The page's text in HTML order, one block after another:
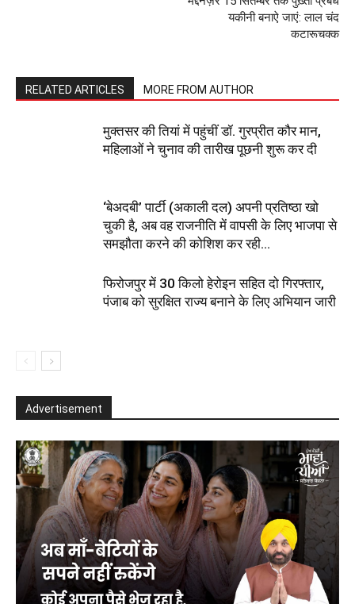
यकीनी बनाऐ जाएं: लाल चंद
कटारूचक्क
RELATED ARTICLES MORE FROM AUTHOR
मुक्तसर की तियां में पहुंचीं डॉ. गुरप्रीत कौर मान,
महिलाओं ने चुनाव की तारीख पूछनी शुरू कर दी
‘बेअदबी’ पार्टी (अकाली दल) अपनी प्रतिष्ठा खो
चुकी है, अब वह राजनीति में वापसी के लिए भाजपा से
समझौता करने की कोशिश कर रही...
फिरोजपुर में 30 किलो हेरोइन सहित दो गिरफ्तार,
पंजाब को सुरक्षित राज्य बनाने के लिए अभियान जारी
Advertisement